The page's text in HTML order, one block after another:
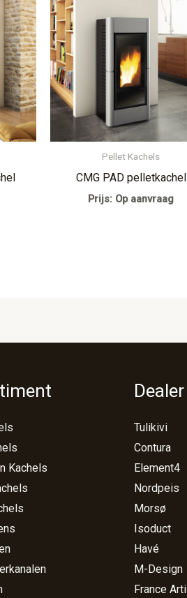
Pellet Kachels
CMG PAD pelletkachel
Prijs: Op aanvraag
Kachels
Tulikivi
Contura
Element4
Nordpeis
Morsø
Isoduct
Havé
M-Design
France